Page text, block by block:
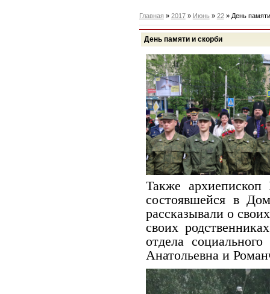
Главная » 2017 » Июнь » 22» День
День памяти и скорби
Также
состоявшейся в
рассказывали о
своих
отдела
Анатольевна и